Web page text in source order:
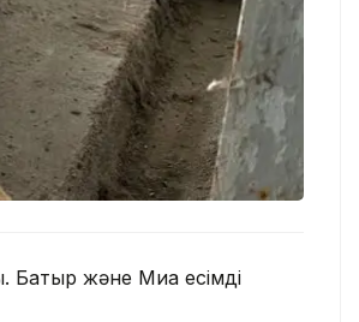
Батыр және Миа есімді